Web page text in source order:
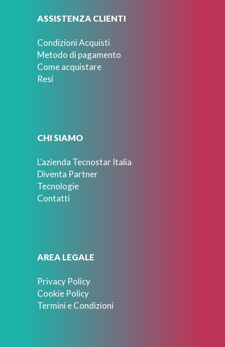
ASSISTENZA CLIENTI
Condizioni Acquisti
Metodo di pagamento
Come acquistare
Resi
CHI SIAMO
L'azienda Tecnostar Italia
Diventa Partner
Tecnologie
Contatti
AREA LEGALE
Privacy Policy
Cookie Policy
Termini e Condizioni